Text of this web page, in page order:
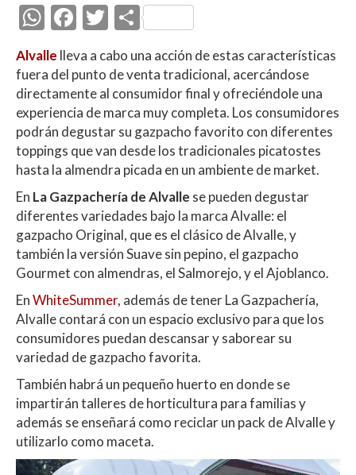
W
h
at
s
A
p
p
F
e
b
o
o
k
T
w
itt
er
C
m
p
ar
ti
r
Alvalle lleva a cabo una acción de estas características
fuera del punto de venta tradicional, acercándose
directamente al consumidor final y ofreciéndole una
experiencia de marca muy completa. Los consumidores
podrán degustar su gazpacho favorito con diferentes
toppings que van desde los tradicionales picatostes
hasta la almendra picada en un ambiente de market.
En La Gazpachería de Alvalle se pueden degustar
diferentes variedades bajo la marca Alvalle: el
gazpacho Original, que es el clásico de Alvalle, y
también la versión Suave sin pepino, el gazpacho
Gourmet con almendras, el Salmorejo, y el Ajoblanco.
EnWhiteSummer, además de tener La Gazpachería,
Alvalle contará con un espacio exclusivo para que los
consumidores puedan descansar y saborear su
variedad de gazpacho favorita.
También habrá un pequeño huerto en donde se
impartirán talleres de horticultura para familias y
además se enseñará como reciclar un pack de Alvalle y
utilizarlo como maceta.